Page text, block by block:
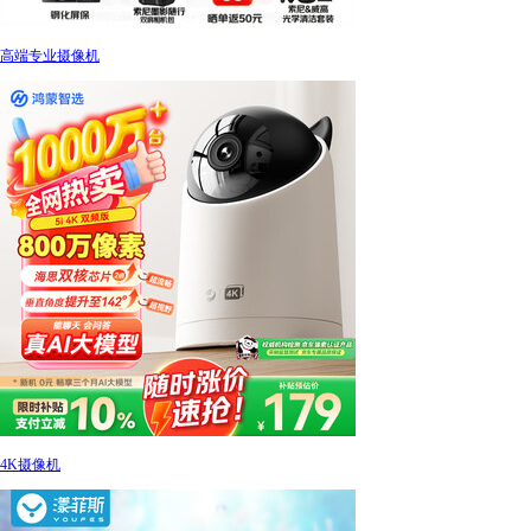
高端专业摄像机
4K摄像机